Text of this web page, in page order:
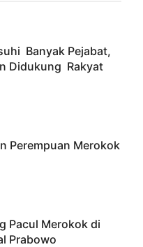
Banyak Pejabat,
Didukung Rakyat
Perempuan Merokok
Pacul Merokok di
Prabowo